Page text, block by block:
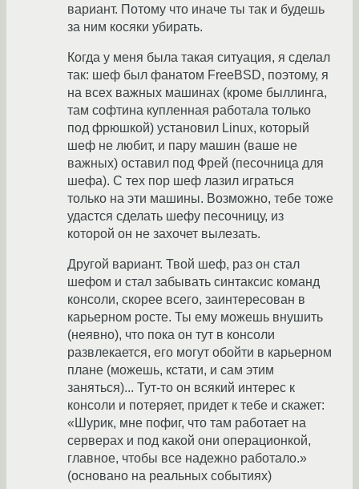
вариант. Потому что иначе ты так и будешь
за ним косяки убирать.
Когда у меня была такая ситуация, я сделал
так: шеф был фанатом FreeBSD, поэтому, я
на всех важных машинах (кроме быллинга,
там софтина купленная работала только
под фрюшкой) установил Linux, который
шеф не любит, и пару машин (ваше не
важных) оставил под Фрей (песочница для
шефа). С тех пор шеф лазил играться
только на эти машины. Возможно, тебе тоже
удастся сделать шефу песочницу, из
которой он не захочет вылезать.
Другой вариант. Твой шеф, раз он стал
шефом и стал забывать синтаксис команд
консоли, скорее всего, заинтересован в
карьерном росте. Ты ему можешь внушить
(неявно), что пока он тут в консоли
развлекается, его могут обойти в карьерном
плане (можешь, кстати, и сам этим
заняться)... Тут-то он всякий интерес к
консоли и потеряет, придет к тебе и скажет:
«Шурик, мне пофиг, что там работает на
серверах и под какой они операционкой,
главное, чтобы все надежно работало.»
(основано на реальных событиях)